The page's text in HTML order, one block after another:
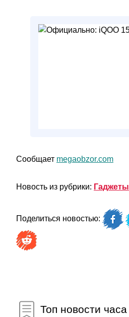
Сообщает megaobzor.com
Новость из рубрики: Гаджеты
Поделиться новостью:
Топ новости часа